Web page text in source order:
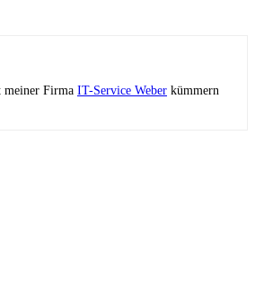
meiner Firma IT-Service Weber kümmern